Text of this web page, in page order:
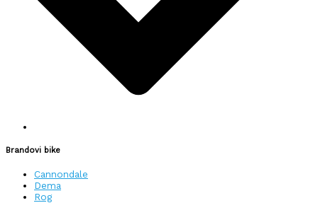
Brandovi bike
Cannondale
Dema
Rog